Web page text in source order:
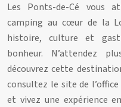
Les Ponts-de-Cé vous
camping au cœur de la
histoire, culture et
bonheur. N’attendez
découvrez cette
consultez le site de
et vivez une expérience